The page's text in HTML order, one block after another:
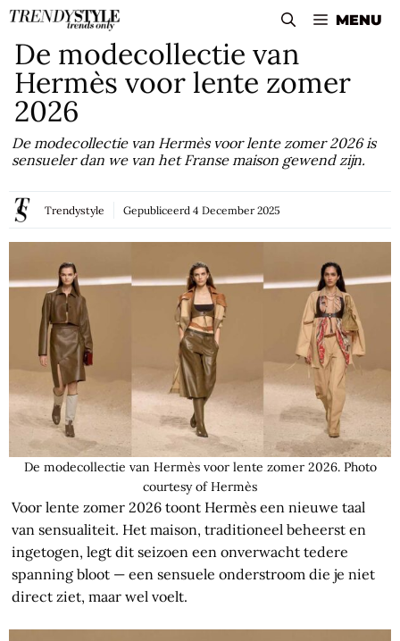
Skip
content
MENU
De modecollectie van
Hermès voor lente zomer
2026
De modecollectie van Hermès voor lente zomer 2026 is
sensueler dan we van het Franse maison gewend zijn.
Trendystyle Gepubliceerd 4 December 2025
De modecollectie van Hermès voor lente zomer 2026. Photo
courtesy of Hermès
Voor lente zomer 2026 toont Hermès een nieuwe taal
van sensualiteit. Het maison, traditioneel beheerst en
ingetogen, legt dit seizoen een onverwacht tedere
spanning bloot — een sensuele onderstroom die je niet
direct ziet, maar wel voelt.